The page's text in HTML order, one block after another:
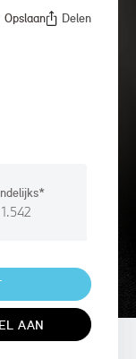
Opslaan Delen
AAN